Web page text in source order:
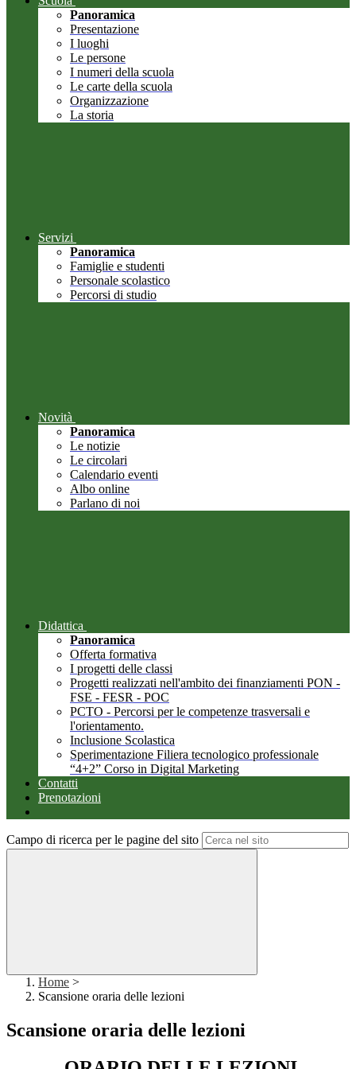
Panoramica
Presentazione
I luoghi
Le persone
I numeri della scuola
Le carte della scuola
Organizzazione
La storia
Servizi
Panoramica
Famiglie e studenti
Personale scolastico
Percorsi di studio
Novità
Panoramica
Le notizie
Le circolari
Calendario eventi
Albo online
Parlano di noi
Didattica
Panoramica
Offerta formativa
I progetti delle classi
Progetti realizzati nell'ambito dei finanziamenti PON -
FSE - FESR - POC
PCTO - Percorsi per le competenze trasversali e
l'orientamento.
Inclusione Scolastica
Sperimentazione Filiera tecnologico professionale
“4+2” Corso in Digital Marketing
Contatti
Prenotazioni
Campo di ricerca per le pagine del sito
Home >
Scansione oraria delle lezioni
Scansione oraria delle lezioni